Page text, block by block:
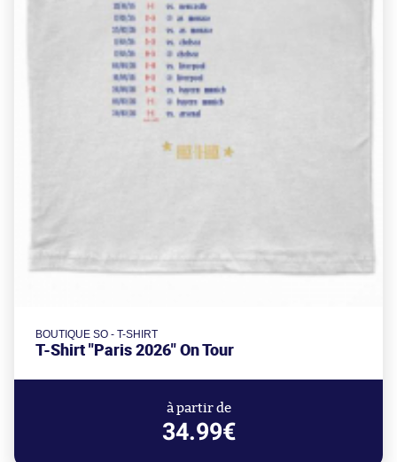
BOUTIQUE SO - T-SHIRT
T-Shirt "Paris 2026" On Tour
à partir de
34.99€